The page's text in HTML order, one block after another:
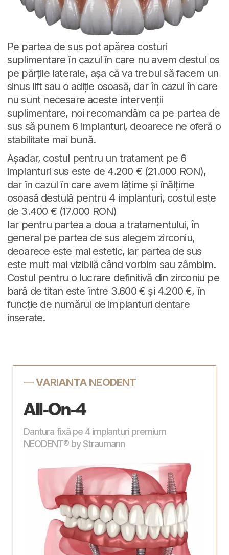
Pe partea de sus pot apărea costuri
suplimentare în cazul în care nu avem destul os
pe părțile laterale, așa că va trebui să facem un
sinus lift sau o adiție osoasă, dar în cazul în care
nu sunt necesare aceste intervenții
suplimentare, noi recomandăm ca pe partea de
sus să punem 6 implanturi, deoarece ne oferă o
stabilitate mai bună.
Așadar, costul pentru un tratament pe 6
implanturi sus este de 4.200 € (21.000 RON),
dar în cazul în care avem lățime și înălțime
osoasă destulă pentru 4 implanturi, costul este
de 3.400 € (17.000 RON)
Iar pentru partea a doua a tratamentului, în
general pe partea de sus alegem zirconiu,
deoarece este mai estetic, iar partea de sus
este mult mai vizibilă când vorbim sau zâmbim.
Costul pentru o lucrare definitivă din zirconiu pe
bară de titan este între 3.600 € și 4.200 €, în
funcție de numărul de implanturi dentare
inserate.
—VARIANTA NEODENT
All-On-4
Dantura fixă pe 4 implanturi premium
NEODENT® by Straumann